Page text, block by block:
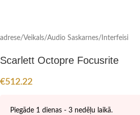
adrese/Veikals/Audio Saskarnes/Interfeisi
Scarlett Octopre Focusrite
€512.22
Piegāde 1 dienas - 3 nedēļu laikā.